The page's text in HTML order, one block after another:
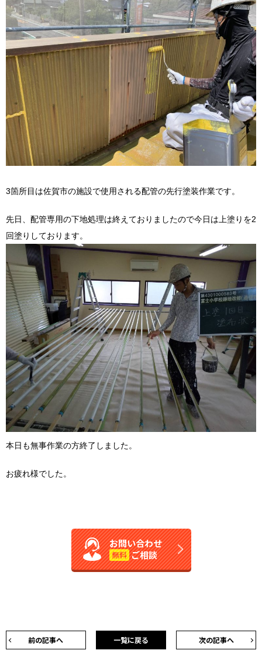
3箇所目は佐賀市の施設で使用される配管の先行塗装作業です。
先日、配管専用の下地処理は終えておりましたので今日は上塗りを2
回塗りしております。
本日も無事作業の方終了しました。
お疲れ様でした。
お問い合わせ
無料 ご相談
前の記事へ 次の記事へ
一覧に戻る